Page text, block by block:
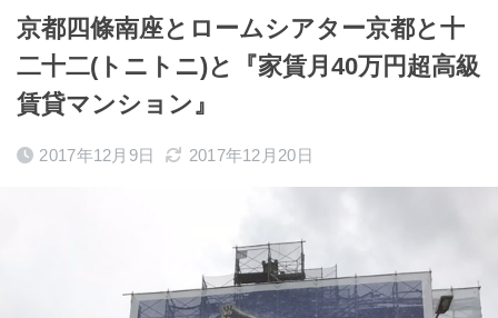
京都四條南座とロームシアター京都と十
二十二(トニトニ)と『家賃月40万円超高級
賃貸マンション』
2017年12月9日 2017年12月20日